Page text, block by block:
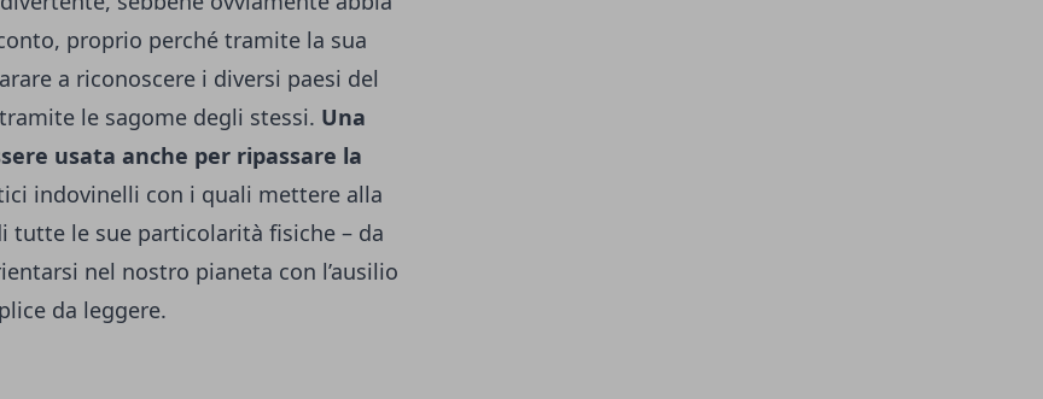
proprio perché tramite la sua
a riconoscere i diversi paesi del
le sagome degli stessi. Una
usata anche per ripassare la
indovinelli con i quali mettere alla
tutte le sue particolarità fisiche – da
nel nostro pianeta con l’ausilio
da leggere.